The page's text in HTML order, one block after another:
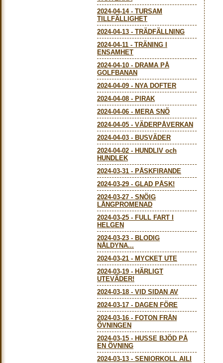
2024-04-14- TURSAM
TILLFÄLLIGHET
2024-04-13 - TRÄDFÄLLNING
2024-04-11 - TRÄNING I
ENSAMHET
2024-04-10 - DRAMA PÅ
GOLFBANAN
2024-04-09 - NYA DOFTER
2024-04-08 - PIRAK
2024-04-06 - MERA SNÖ
2024-04-05 - VÄDERPÅVERKAN
2024-04-03 - BUSVÄDER
2024-04-02 - HUNDLIV och
HUNDLEK
2024-03-31 - PÅSKFIRANDE
2024-03-29 - GLAD PÅSK!
2024-03-27 - SNÖIG
LÅNGPROMENAD
2024-03-25 - FULL FART I
HELGEN
2024-03-23 - BLODIG
NÅLDYNA...
2024-03-21 - MYCKET UTE
2024-03-19 - HÄRLIGT
UTEVÄDER!
2024-03-18 - VID SIDAN AV
2024-03-17 - DAGEN FÖRE
2024-03-16 - FOTON FRÅN
ÖVNINGEN
2024-03-15 - HUSSE BJÖD PÅ
EN ÖVNING
2024-03-13 - SENIORKOLL AILI